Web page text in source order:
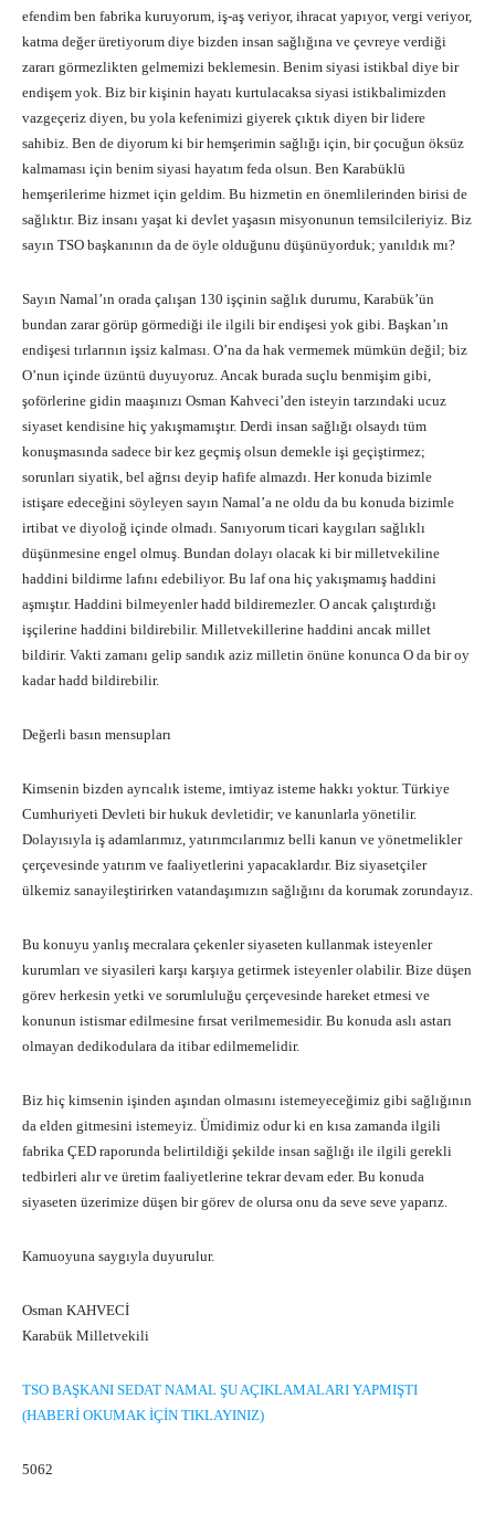
efendim ben fabrika kuruyorum, iş-aş veriyor, ihracat yapıyor, vergi veriyor,
katma değer üretiyorum diye bizden insan sağlığına ve çevreye verdiği
zararı görmezlikten gelmemizi beklemesin. Benim siyasi istikbal diye bir
endişem yok. Biz bir kişinin hayatı kurtulacaksa siyasi istikbalimizden
vazgeçeriz diyen, bu yola kefenimizi giyerek çıktık diyen bir lidere
sahibiz. Ben de diyorum ki bir hemşerimin sağlığı için, bir çocuğun öksüz
kalmaması için benim siyasi hayatım feda olsun. Ben Karabüklü
hemşerilerime hizmet için geldim. Bu hizmetin en önemlilerinden birisi de
sağlıktır. Biz insanı yaşat ki devlet yaşasın misyonunun temsilcileriyiz. Biz
sayın TSO başkanının da de öyle olduğunu düşünüyorduk; yanıldık mı?
Sayın Namal’ın orada çalışan 130 işçinin sağlık durumu, Karabük’ün
bundan zarar görüp görmediği ile ilgili bir endişesi yok gibi. Başkan’ın
endişesi tırlarının işsiz kalması. O’na da hak vermemek mümkün değil; biz
O’nun içinde üzüntü duyuyoruz. Ancak burada suçlu benmişim gibi,
şoförlerine gidin maaşınızı Osman Kahveci’den isteyin tarzındaki ucuz
siyaset kendisine hiç yakışmamıştır. Derdi insan sağlığı olsaydı tüm
konuşmasında sadece bir kez geçmiş olsun demekle işi geçiştirmez;
sorunları siyatik, bel ağrısı deyip hafife almazdı. Her konuda bizimle
istişare edeceğini söyleyen sayın Namal’a ne oldu da bu konuda bizimle
irtibat ve diyoloğ içinde olmadı. Sanıyorum ticari kaygıları sağlıklı
düşünmesine engel olmuş. Bundan dolayı olacak ki bir milletvekiline
haddini bildirme lafını edebiliyor. Bu laf ona hiç yakışmamış haddini
aşmıştır. Haddini bilmeyenler hadd bildiremezler. O ancak çalıştırdığı
işçilerine haddini bildirebilir. Milletvekillerine haddini ancak millet
bildirir. Vakti zamanı gelip sandık aziz milletin önüne konunca O da bir oy
kadar hadd bildirebilir.
Değerli basın mensupları
Kimsenin bizden ayrıcalık isteme, imtiyaz isteme hakkı yoktur. Türkiye
Cumhuriyeti Devleti bir hukuk devletidir; ve kanunlarla yönetilir.
Dolayısıyla iş adamlarımız, yatırımcılarımız belli kanun ve yönetmelikler
çerçevesinde yatırım ve faaliyetlerini yapacaklardır. Biz siyasetçiler
ülkemiz sanayileştirirken vatandaşımızın sağlığını da korumak zorundayız.
Bu konuyu yanlış mecralara çekenler siyaseten kullanmak isteyenler
kurumları ve siyasileri karşı karşıya getirmek isteyenler olabilir. Bize düşen
görev herkesin yetki ve sorumluluğu çerçevesinde hareket etmesi ve
konunun istismar edilmesine fırsat verilmemesidir. Bu konuda aslı astarı
olmayan dedikodulara da itibar edilmemelidir.
Biz hiç kimsenin işinden aşından olmasını istemeyeceğimiz gibi sağlığının
da elden gitmesini istemeyiz. Ümidimiz odur ki en kısa zamanda ilgili
fabrika ÇED raporunda belirtildiği şekilde insan sağlığı ile ilgili gerekli
tedbirleri alır ve üretim faaliyetlerine tekrar devam eder. Bu konuda
siyaseten üzerimize düşen bir görev de olursa onu da seve seve yaparız.
Kamuoyuna saygıyla duyurulur.
Osman KAHVECİ
Karabük Milletvekili
TSO BAŞKANI SEDAT NAMAL ŞU AÇIKLAMALARI YAPMIŞTI
(HABERİ OKUMAK İÇİN TIKLAYINIZ)
5062